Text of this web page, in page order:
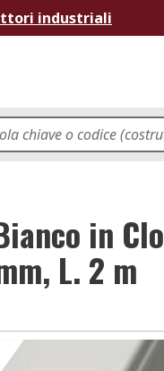
industriali
in
L. 2 m